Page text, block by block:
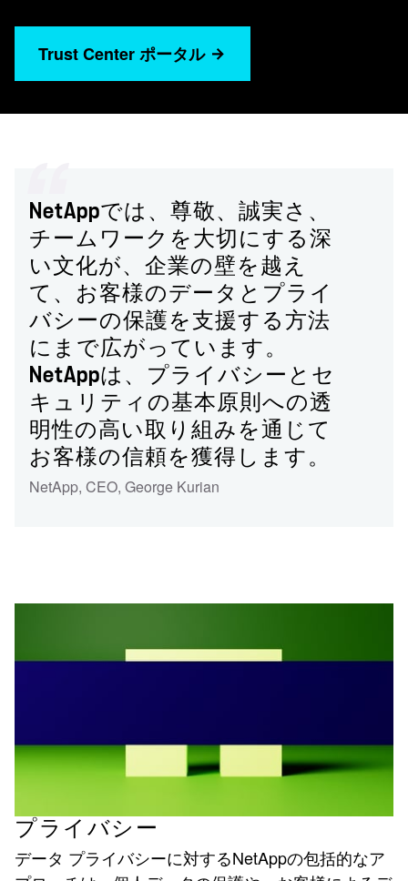
Trust Center ポータル
NetAppでは、尊敬、誠実さ、
チームワークを大切にする深
い文化が、企業の壁を越え
て、お客様のデータとプライ
バシーの保護を支援する方法
にまで広がっています。
NetAppは、プライバシーとセ
キュリティの基本原則への透
明性の高い取り組みを通じて
お客様の信頼を獲得します。
NetApp, CEO, George Kurian
プライバシー
データ プライバシーに対するNetAppの包括的なア